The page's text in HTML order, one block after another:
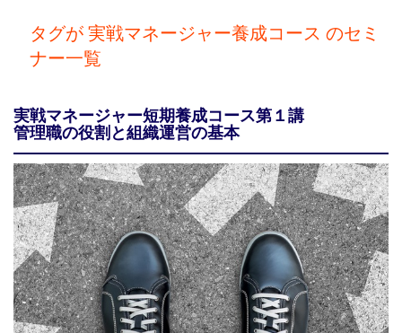
タグが 実戦マネージャー養成コース のセミ
ナー一覧
実戦マネージャー短期養成コース第１講
管理職の役割と組織運営の基本